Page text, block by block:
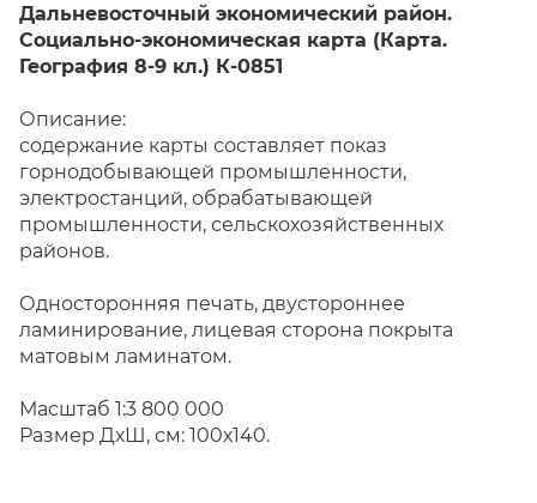
Дальневосточный экономический район.
Социально-экономическая карта (Карта.
География 8-9 кл.) К-0851
Описание:
содержание карты составляет показ
горнодобывающей промышленности,
электростанций, обрабатывающей
промышленности, сельскохозяйственных
районов.
Односторонняя печать, двустороннее
ламинирование, лицевая сторона покрыта
матовым ламинатом.
Масштаб 1:3 800 000
Размер ДхШ, см: 100х140.